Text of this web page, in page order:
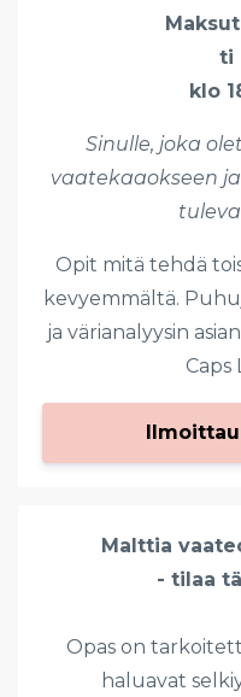
ti
klo
Sinulle, joka
vaatekaaokseen
Opit mitä tehdä
kevyemmältä.
ja värianalyysin
Caps
Malttia
- tilaa
Opas on
haluavat